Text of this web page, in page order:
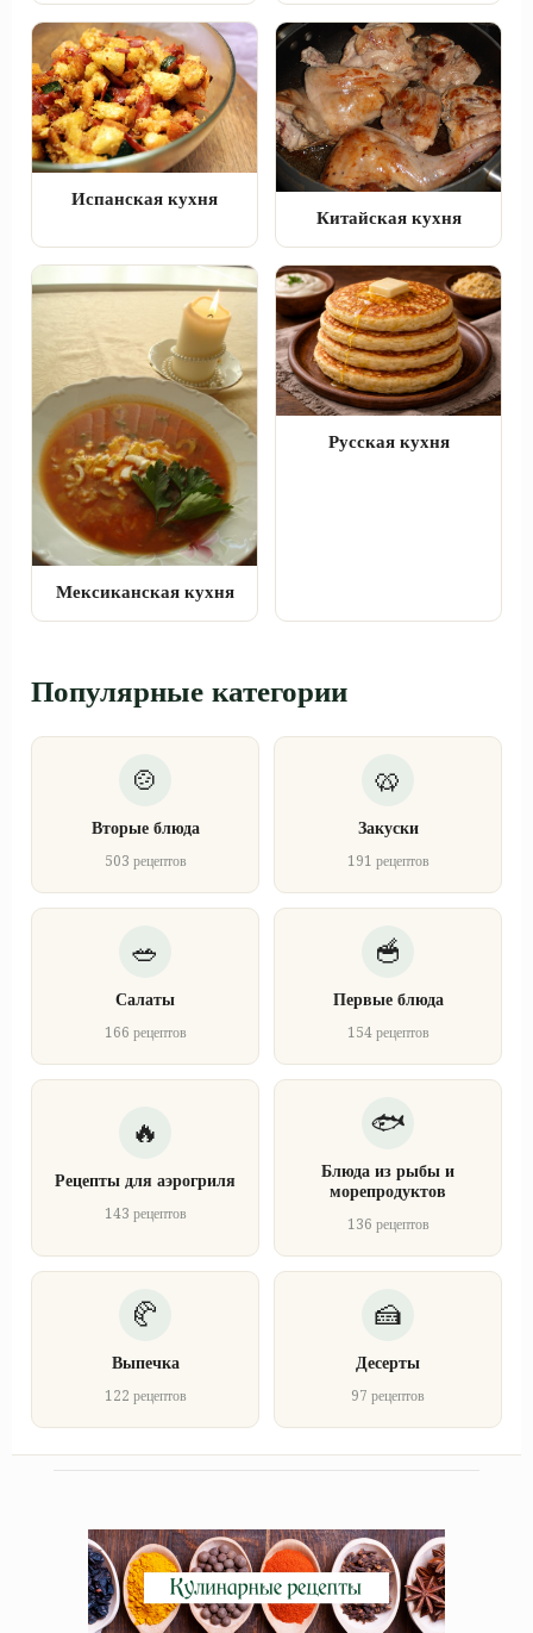
Испанская кухня
Китайская кухня
Мексиканская кухня
Русская кухня
Популярные категории
Вторые блюда
503 рецептов
Закуски
191 рецептов
Салаты
166 рецептов
Первые блюда
154 рецептов
Рецепты для аэрогриля
143 рецептов
Блюда из рыбы и
морепродуктов
136 рецептов
Выпечка
122 рецептов
Десерты
97 рецептов